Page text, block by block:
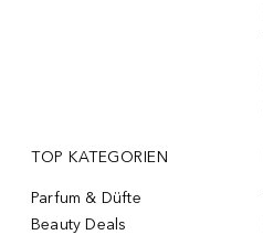
TOP KATEGORIEN
Parfum & Düfte
Beauty Deals